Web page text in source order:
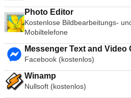
Photo Editor
Kostenlose Bildbearbeitungs-
Mobiltelefone
Messenger Text and
Facebook (kostenlos)
Winamp
Nullsoft (kostenlos)